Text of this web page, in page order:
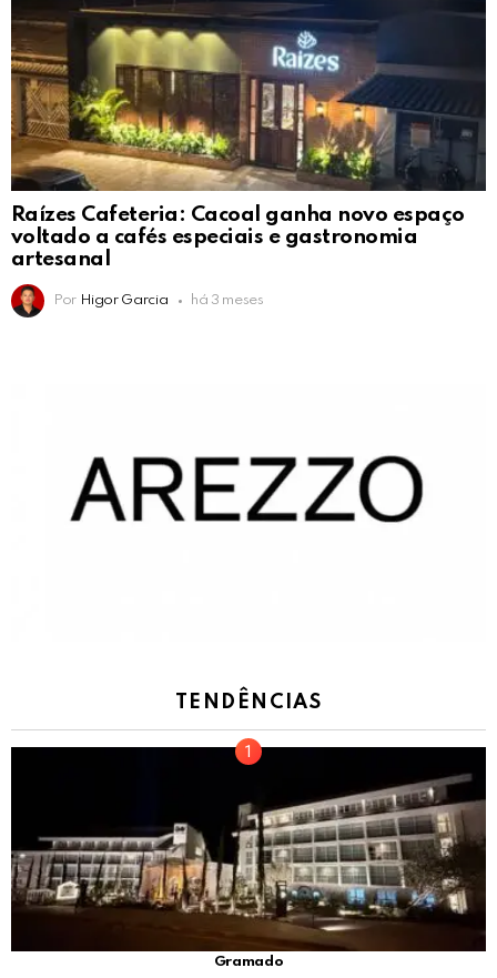
Raízes Cafeteria: Cacoal ganha novo espaço
voltado a cafés especiais e gastronomia
artesanal
Por Higor Garcia há 3 meses
TENDÊNCIAS
Gramado